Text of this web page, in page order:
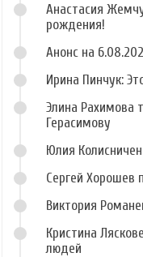
Анастасия
рождения!
Анонс на
Ирина Пинчук:
Элина Рахимова
Герасимову
Юлия
Сергей Хорошев
Виктория
Кристина
людей